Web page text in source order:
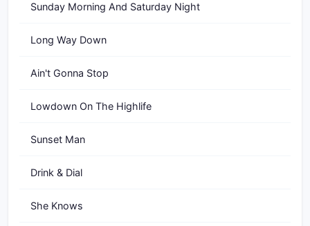
Sunday Morning And Saturday Night
Long Way Down
Ain't Gonna Stop
Lowdown On The Highlife
Sunset Man
Drink & Dial
She Knows